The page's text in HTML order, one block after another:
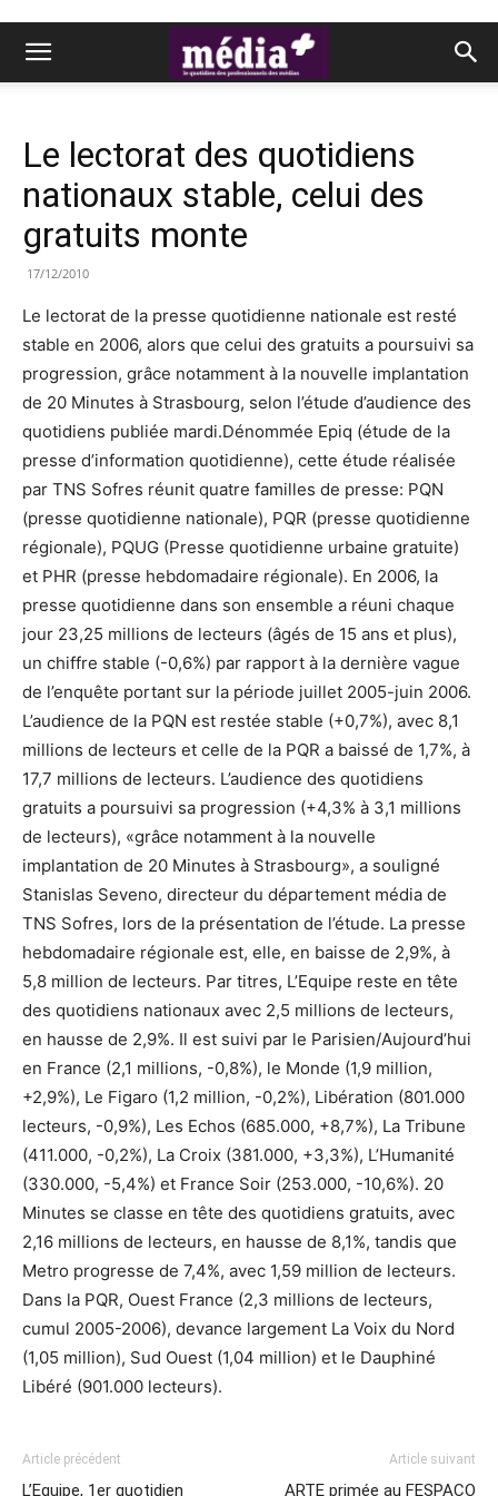
Le lectorat des quotidiens
nationaux stable, celui des
gratuits monte
17/12/2010
Le lectorat de la presse quotidienne nationale est resté
stable en 2006, alors que celui des gratuits a poursuivi sa
progression, grâce notamment à la nouvelle implantation
de 20 Minutes à Strasbourg, selon l’étude d’audience des
quotidiens publiée mardi.Dénommée Epiq (étude de la
presse d’information quotidienne), cette étude réalisée
par TNS Sofres réunit quatre familles de presse: PQN
(presse quotidienne nationale), PQR (presse quotidienne
régionale), PQUG (Presse quotidienne urbaine gratuite)
et PHR (presse hebdomadaire régionale). En 2006, la
presse quotidienne dans son ensemble a réuni chaque
jour 23,25 millions de lecteurs (âgés de 15 ans et plus),
un chiffre stable (-0,6%) par rapport à la dernière vague
de l’enquête portant sur la période juillet 2005-juin 2006.
L’audience de la PQN est restée stable (+0,7%), avec 8,1
millions de lecteurs et celle de la PQR a baissé de 1,7%, à
17,7 millions de lecteurs. L’audience des quotidiens
gratuits a poursuivi sa progression (+4,3% à 3,1 millions
de lecteurs), «grâce notamment à la nouvelle
implantation de 20 Minutes à Strasbourg», a souligné
Stanislas Seveno, directeur du département média de
TNS Sofres, lors de la présentation de l’étude. La presse
hebdomadaire régionale est, elle, en baisse de 2,9%, à
5,8 million de lecteurs. Par titres, L’Equipe reste en tête
des quotidiens nationaux avec 2,5 millions de lecteurs,
en hausse de 2,9%. Il est suivi par le Parisien/Aujourd’hui
en France (2,1 millions, -0,8%), le Monde (1,9 million,
+2,9%), Le Figaro (1,2 million, -0,2%), Libération (801.000
lecteurs, -0,9%), Les Echos (685.000, +8,7%), La Tribune
(411.000, -0,2%), La Croix (381.000, +3,3%), L’Humanité
(330.000, -5,4%) et France Soir (253.000, -10,6%). 20
Minutes se classe en tête des quotidiens gratuits, avec
2,16 millions de lecteurs, en hausse de 8,1%, tandis que
Metro progresse de 7,4%, avec 1,59 million de lecteurs.
Dans la PQR, Ouest France (2,3 millions de lecteurs,
cumul 2005-2006), devance largement La Voix du Nord
(1,05 million), Sud Ouest (1,04 million) et le Dauphiné
Libéré (901.000 lecteurs).
Article précédent
L’Equipe, 1er quotidien
Article suivant
ARTE primée au FESPACO